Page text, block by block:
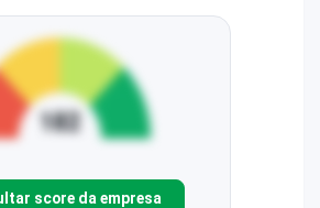
score da empresa